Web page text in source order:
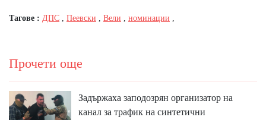
Тагове : ДПС Пеевски Вели номинации
Прочети още
Задържаха заподозрян организатор на
канал за трафик на синтетични